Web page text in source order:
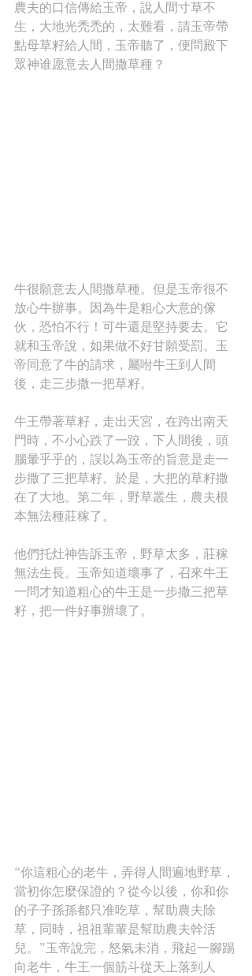
農夫的口信傳給玉帝，說人間寸草不
生，大地光禿禿的，太難看，請玉帝帶
點母草籽給人間，玉帝聽了，便問殿下
眾神谁愿意去人間撒草種？
牛很願意去人間撒草種。但是玉帝很不
放心牛辦事。因為牛是粗心大意的傢
伙，恐怕不行！可牛還是堅持要去。它
就和玉帝說，如果做不好甘願受罰。玉
帝同意了牛的請求，屬咐牛王到人間
後，走三步撒一把草籽。
牛王帶著草籽，走出天宮，在跨出南天
門時，不小心跌了一跤，下人間後，頭
腦暈乎乎的，誤以為玉帝的旨意是走一
步撒了三把草籽。於是，大把的草籽撒
在了大地。第二年，野草叢生，農夫根
本無法種莊稼了。
他們托灶神告訴玉帝，野草太多，莊稼
無法生長。玉帝知道壞事了，召來牛王
一問才知道粗心的牛王是一步撒三把草
籽，把一件好事辦壞了。
“你這粗心的老牛，弄得人間遍地野草，
當初你怎麼保證的？從今以後，你和你
的子子孫孫都只准吃草，幫助農夫除
草，同時，祖祖輩輩是幫助農夫幹活
兒。”玉帝說完，怒氣未消，飛起一腳踢
向老牛，牛王一個筋斗從天上落到人